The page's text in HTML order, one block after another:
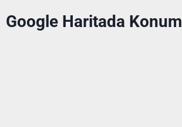
Google Haritada Konum